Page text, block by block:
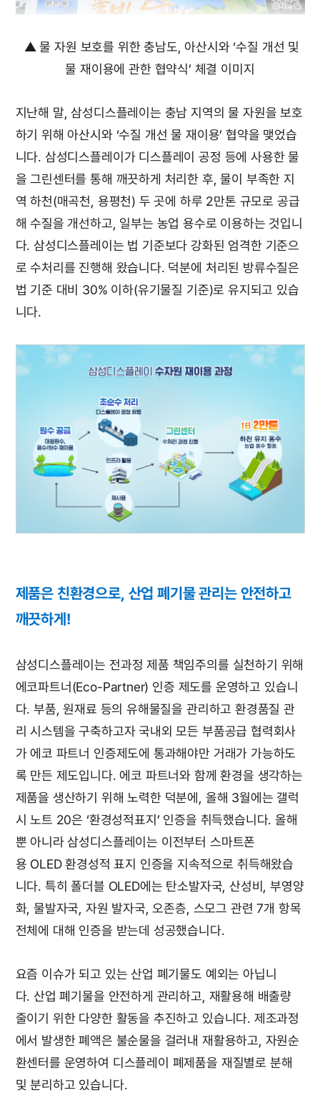
▲ 물 자원 보호를 위한 충남도, 아산시와 ‘수질 개선 및
물 재이용에 관한 협약식’ 체결 이미지
지난해 말, 삼성디스플레이는 충남 지역의 물 자원을 보호
하기 위해 아산시와 ‘수질 개선 물 재이용’ 협약을 맺었습
니다. 삼성디스플레이가 디스플레이 공정 등에 사용한 물
을 그린센터를 통해 깨끗하게 처리한 후, 물이 부족한 지
역 하천(매곡천, 용평천) 두 곳에 하루 2만톤 규모로 공급
해 수질을 개선하고, 일부는 농업 용수로 이용하는 것입니
다. 삼성디스플레이는 법 기준보다 강화된 엄격한 기준으
로 수처리를 진행해 왔습니다. 덕분에 처리된 방류수질은
법 기준 대비 30% 이하(유기물질 기준)로 유지되고 있습
니다.
제품은 친환경으로, 산업 폐기물 관리는 안전하고
깨끗하게!
삼성디스플레이는 전과정 제품 책임주의를 실천하기 위해
에코파트너(Eco-Partner) 인증 제도를 운영하고 있습니
다. 부품, 원재료 등의 유해물질을 관리하고 환경품질 관
리 시스템을 구축하고자 국내외 모든 부품공급 협력회사
가 에코 파트너 인증제도에 통과해야만 거래가 가능하도
록 만든 제도입니다. 에코 파트너와 함께 환경을 생각하는
제품을 생산하기 위해 노력한 덕분에, 올해 3월에는 갤럭
시 노트 20은 ‘환경성적표지’ 인증을 취득했습니다. 올해
뿐 아니라 삼성디스플레이는 이전부터 스마트폰
용 OLED 환경성적 표지 인증을 지속적으로 취득해왔습
니다. 특히 폴더블 OLED에는 탄소발자국, 산성비, 부영양
화, 물발자국, 자원 발자국, 오존층, 스모그 관련 7개 항목
전체에 대해 인증을 받는데 성공했습니다.
요즘 이슈가 되고 있는 산업 폐기물도 예외는 아닙니
다. 산업 폐기물을 안전하게 관리하고, 재활용해 배출량
줄이기 위한 다양한 활동을 추진하고 있습니다. 제조과정
에서 발생한 폐액은 불순물을 걸러내 재활용하고, 자원순
환센터를 운영하여 디스플레이 폐제품을 재질별로 분해
및 분리하고 있습니다.